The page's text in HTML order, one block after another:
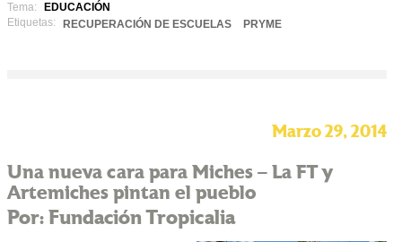
Tema:
EDUCACIÓN
Etiquetas:
RECUPERACIÓN DE ESCUELAS PRYME
Marzo 29, 2014
Una nueva cara para Miches – La FT y
Artemiches pintan el pueblo
Por: Fundación Tropicalia